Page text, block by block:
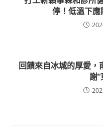
停！低溫下
回饋來自冰城的厚愛
謝